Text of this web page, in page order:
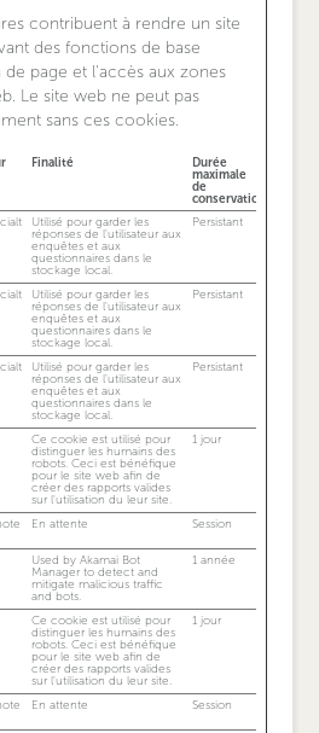
contribuent à rendre un site
des fonctions de base
page et l'accès aux zones
Le site web ne peut pas
sans ces cookies.
Finalité
Durée
maximale
de
conservation
Utilisé pour garder les
réponses de l'utilisateur aux
enquêtes et aux
questionnaires dans le
stockage local.
Persistant
Utilisé pour garder les
réponses de l'utilisateur aux
enquêtes et aux
questionnaires dans le
stockage local.
Persistant
Utilisé pour garder les
réponses de l'utilisateur aux
enquêtes et aux
questionnaires dans le
stockage local.
Persistant
Ce cookie est utilisé pour
distinguer les humains des
robots. Ceci est bénéfique
pour le site web afin de
créer des rapports valides
sur l'utilisation du leur site.
1 jour
En attente Session
Used by Akamai Bot
Manager to detect and
mitigate malicious traffic
and bots.
1 année
Ce cookie est utilisé pour
distinguer les humains des
robots. Ceci est bénéfique
pour le site web afin de
créer des rapports valides
sur l'utilisation du leur site.
1 jour
En attente Session